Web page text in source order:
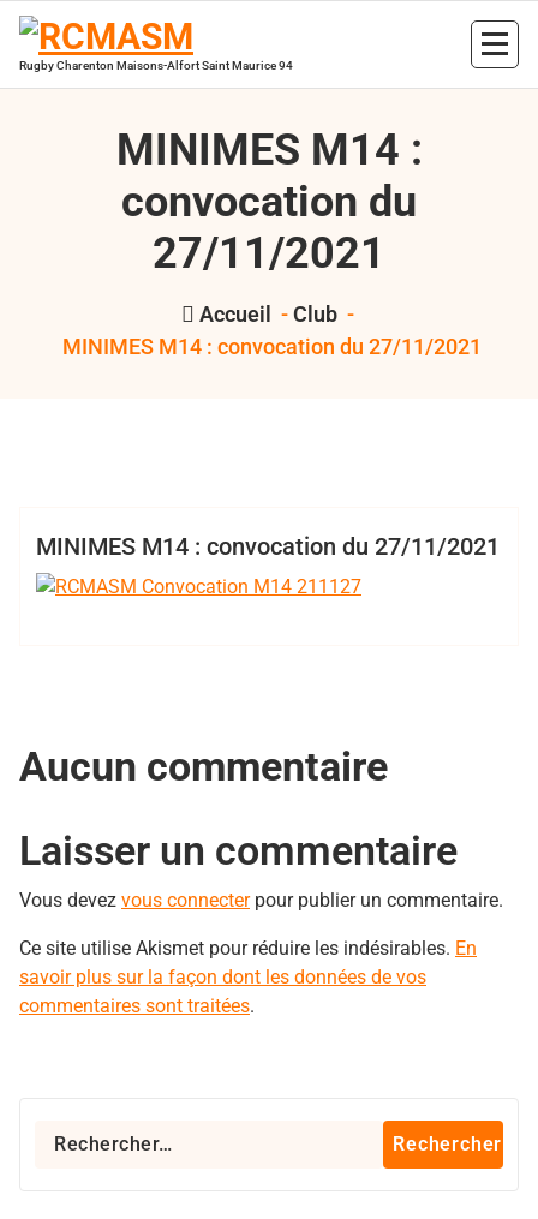
Aller
au
contenu
Rugby Charenton Maisons-Alfort Saint Maurice 94
MINIMES M14 :
convocation du
27/11/2021
Accueil -Club -
MINIMES M14 : convocation du 27/11/2021
Club Minimes
MINIMES M14 : convocation du 27/11/2021
Aucun commentaire
Laisser un commentaire
Vous devez vous connecterpour publier un commentaire.
Ce site utilise Akismet pour réduire les indésirables. En
savoir plus sur la façon dont les données de vos
commentaires sont traitées.
Rechercher :